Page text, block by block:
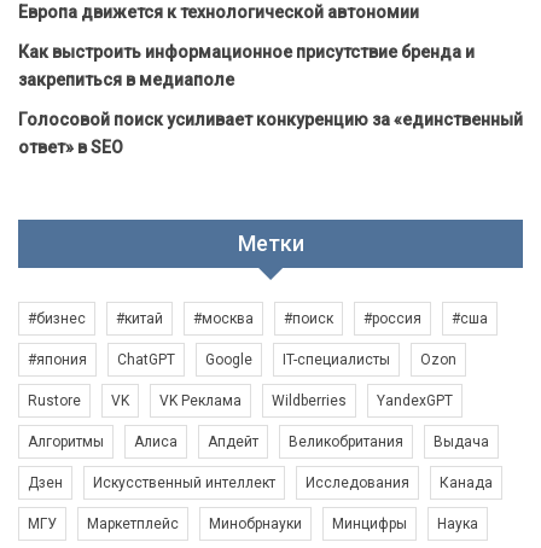
Европа движется к технологической автономии
Как выстроить информационное присутствие бренда и
закрепиться в медиаполе
Голосовой поиск усиливает конкуренцию за «единственный
ответ» в SEO
Метки
#бизнес #китай #москва #поиск #россия #сша
#япония ChatGPT Google IT-специалисты Ozon
Rustore VK VK Реклама Wildberries YandexGPT
Алгоритмы Алиса Апдейт Великобритания Выдача
Дзен Искусственный интеллект Исследования Канада
МГУ Маркетплейс Минобрнауки Минцифры Наука